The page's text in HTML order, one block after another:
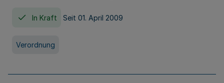
In Kraft Seit 01. April 2009
Verordnung